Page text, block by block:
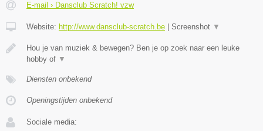
E-mail › Dansclub Scratch! vzw
Website: http://www.dansclub-scratch.be Screenshot ▼
Hou je van muziek & bewegen? Ben je op zoek naar een leuke
hobby of ▼
Diensten onbekend
Openingstijden onbekend
Sociale media: